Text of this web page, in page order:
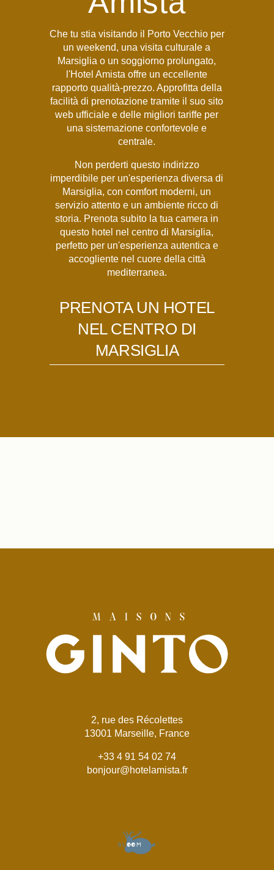
Che tu stia visitando il Porto Vecchio per
un weekend, una visita culturale a
Marsiglia o un soggiorno prolungato,
l'Hotel Amista offre un eccellente
rapporto qualità-prezzo. Approfitta della
facilità di prenotazione tramite il suo sito
web ufficiale e delle migliori tariffe per
una sistemazione confortevole e
centrale.
Non perderti questo indirizzo
imperdibile per un'esperienza diversa di
Marsiglia, con comfort moderni, un
servizio attento e un ambiente ricco di
storia. Prenota subito la tua camera in
questo hotel nel centro di Marsiglia,
perfetto per un'esperienza autentica e
accogliente nel cuore della città
mediterranea.
PRENOTA UN HOTEL
NEL CENTRO DI
MARSIGLIA
2, rue des Récolettes
13001 Marseille, France
+33 4 91 54 02 74
bonjour@hotelamista.fr